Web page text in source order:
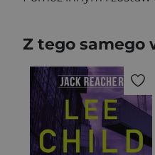
Z tego samego